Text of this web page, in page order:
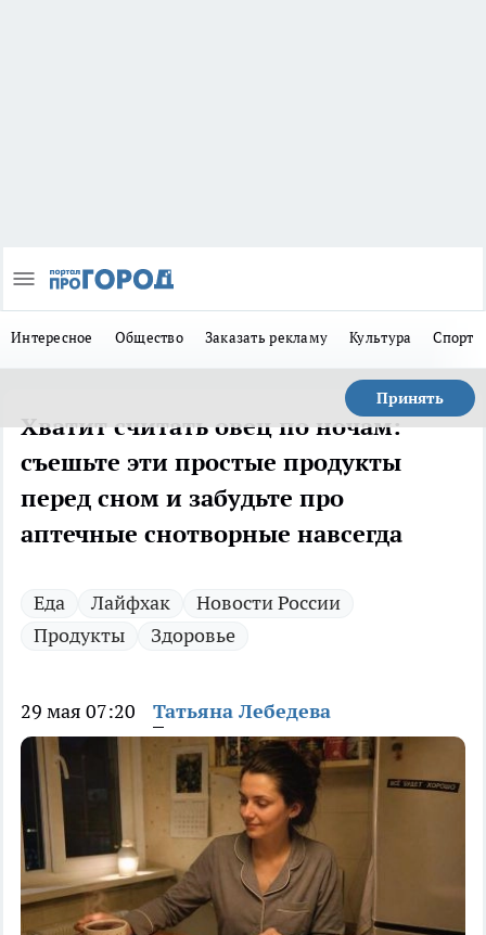
Интересное Общество Заказать рекламу Культура Спорт
Принять
Хватит считать овец по ночам:
съешьте эти простые продукты
перед сном и забудьте про
аптечные снотворные навсегда
Еда Лайфхак
Новости России
Продукты
Здоровье
29 мая 07:20 Татьяна Лебедева